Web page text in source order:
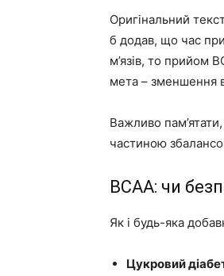
Оригінальний
б додав, що час
м’язів, то прийом
мета – зменшення
Важливо
частиною
BCAA: чи
Як і будь-яка
Цукровий